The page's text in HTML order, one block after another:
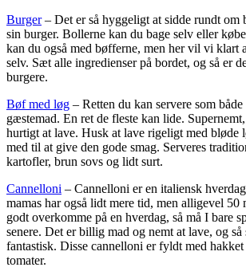
Burger– Det er så hyggeligt at sidde rundt om
sin burger. Bollerne kan du bage selv eller
kan du også med bøfferne, men her vil vi klart
selv. Sæt alle ingredienser på bordet, og så er
burgere.
Bøf med løg – Retten du kan servere som
gæstemad. En ret de fleste kan lide.
hurtigt at lave. Husk at lave rigeligt med bløde
med til at give den gode smag. Serveres
kartofler, brun sovs og lidt surt.
Cannelloni – Cannelloni er en italiensk
mamas har også lidt mere tid, men alligevel 50
godt overkomme på en hverdag, så må I bare
senere. Det er billig mad og nemt at lave, og så
fantastisk. Disse cannelloni er fyldt med
tomater.